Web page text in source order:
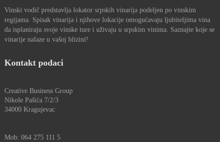
Vinski vodič predstavlja lokator srpskih vinarija podeljen po vinskim
regijama. Spisak vinarija i njihove lokacije omogućavaju ljubiteljima vina
da isplaniraju svoje vinske ture i uživaju u srpskim vinima. Saznajte koje se
vinarije nalaze u vašoj blizini!
Kontakt podaci
Creative Business Group
Nikole Pašića 7/2/3
34000 Kragujevac
Mob: 064 275 111 5